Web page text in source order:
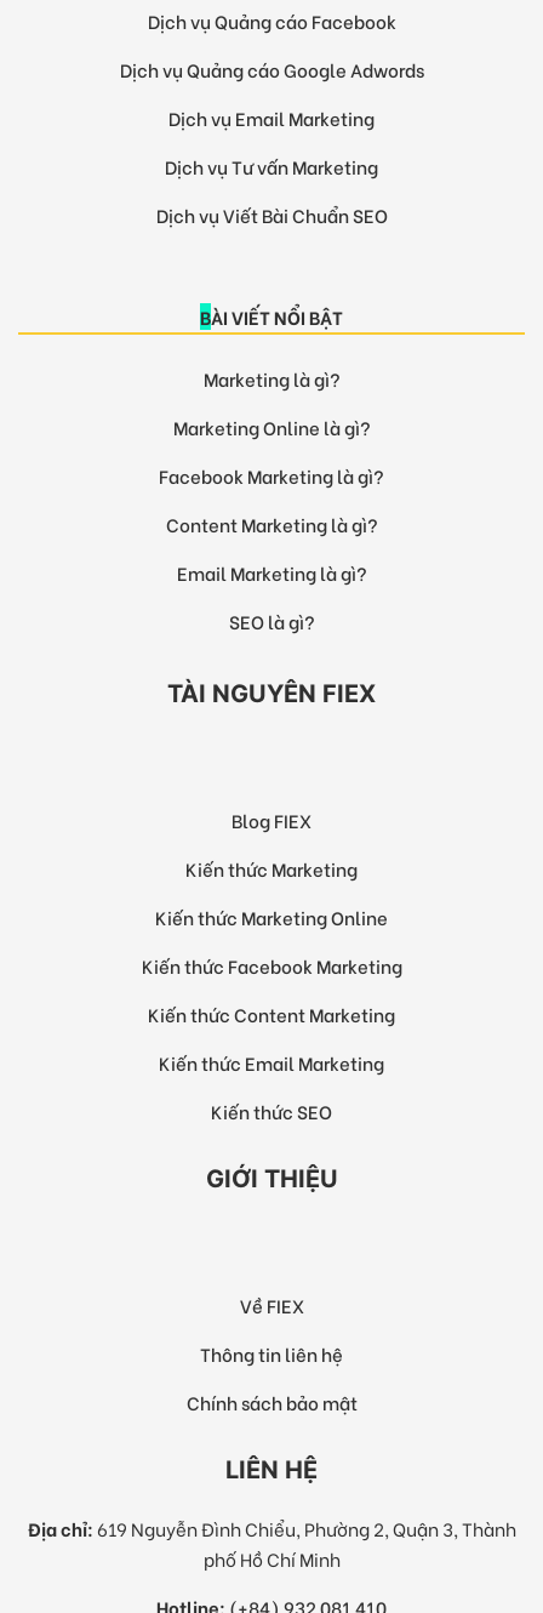
Dịch vụ Quảng cáo Facebook
Dịch vụ Quảng cáo Google Adwords
Dịch vụ Email Marketing
Dịch vụ Tư vấn Marketing
Dịch vụ Viết Bài Chuẩn SEO
BÀI VIẾT NỔI BẬT
Marketing là gì?
Marketing Online là gì?
Facebook Marketing là gì?
Content Marketing là gì?
Email Marketing là gì?
SEO là gì?
TÀI NGUYÊN FIEX
Blog FIEX
Kiến thức Marketing
Kiến thức Marketing Online
Kiến thức Facebook Marketing
Kiến thức Content Marketing
Kiến thức Email Marketing
Kiến thức SEO
GIỚI THIỆU
Về FIEX
Thông tin liên hệ
Chính sách bảo mật
LIÊN HỆ
Địa chỉ: 619 Nguyễn Đình Chiểu, Phường 2, Quận 3, Thành
phố Hồ Chí Minh
Hotline: (+84) 932 081 410